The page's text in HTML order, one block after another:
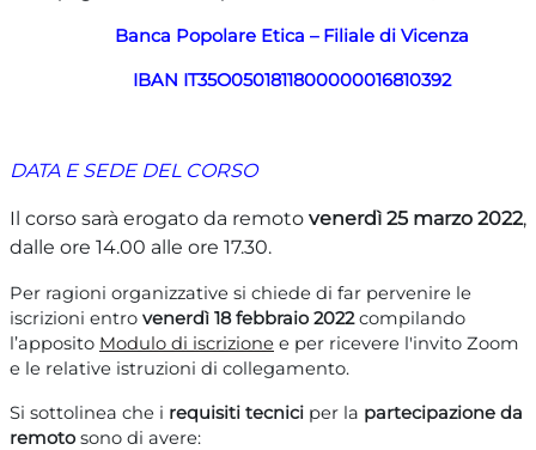
Banca Popolare Etica – Filiale di Vicenza
IBAN IT35O0501811800000016810392
DATA E SEDE DEL CORSO
Il corso sarà erogato da remoto venerdì 25 marzo 2022,
dalle ore 14.00 alle ore 17.30.
Per ragioni organizzative si chiede di far pervenire le
iscrizioni entro venerdì 18 febbraio 2022compilando
l’apposito Modulo di iscrizione e per ricevere l'invito Zoom
e le relative istruzioni di collegamento.
Si sottolinea che i requisiti tecnici per la partecipazione da
remoto sono di avere: